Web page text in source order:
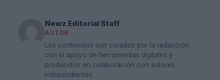
Newz Editorial Staff
AUTOR
Los contenidos son curados por la redacción
con el apoyo de herramientas digitales y
producidos en colaboración con autores
independientes.